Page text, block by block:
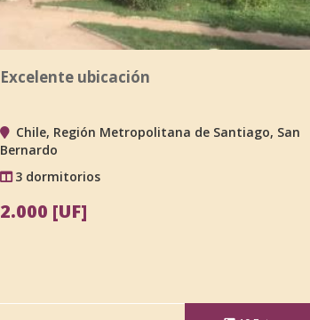
Excelente ubicación
Chile, Región Metropolitana de Santiago, San
Bernardo
3 dormitorios
2.000 [UF]